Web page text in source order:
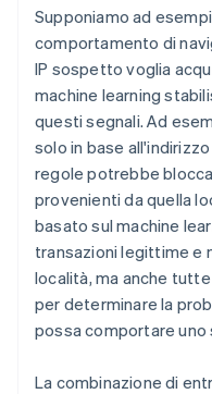
Supponiamo ad
comportamento di
IP sospetto voglia
machine learning
questi segnali. Ad
solo in base
regole potrebbe
provenienti da quella
basato sul machine
transazioni legittime e
località, ma anche
per determinare la
possa comportare uno
La combinazione di